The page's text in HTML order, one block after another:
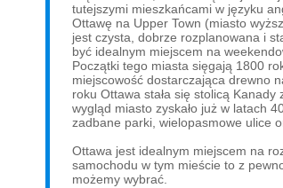
tutejszymi mieszkańcami w języku
Ottawę na Upper Town (miasto
jest czysta, dobrze rozplanowana i
być idealnym miejscem na
Początki tego miasta sięgają 1800
miejscowość dostarczająca drewno
roku Ottawa stała się stolicą
wygląd miasto zyskało już w latach
zadbane parki, wielopasmowe ulice
Ottawa jest idealnym miejscem na
samochodu w tym mieście to z
możemy wybrać.